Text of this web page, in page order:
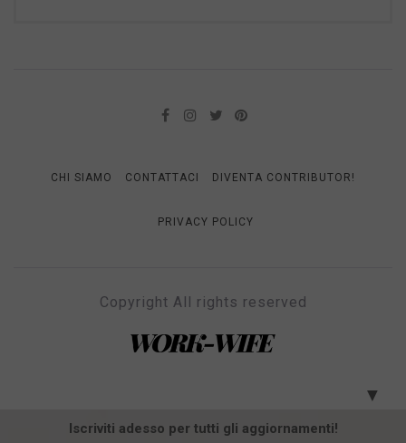
CHI SIAMO CONTATTACI DIVENTA CONTRIBUTOR!
PRIVACY POLICY
Copyright All rights reserved
WORK-WIFE
▼
Iscriviti adesso per tutti gli aggiornamenti!